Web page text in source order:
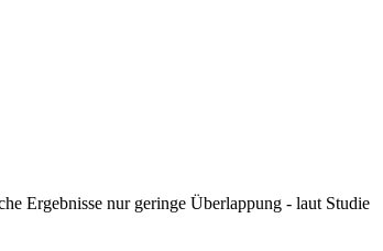
Ergebnisse nur geringe Überlappung - laut Studie